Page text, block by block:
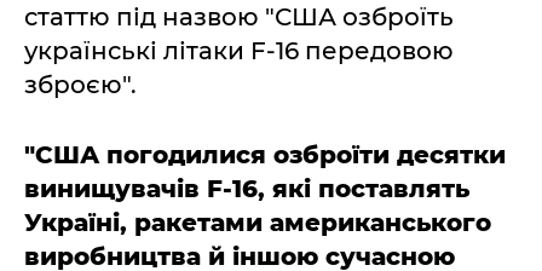
статтю під назвою "США озброїть
українські літаки F-16 передовою
зброєю".
"США погодилися озброїти десятки
винищувачів F-16, які поставлять
Україні, ракетами американського
виробництва й іншою сучасною